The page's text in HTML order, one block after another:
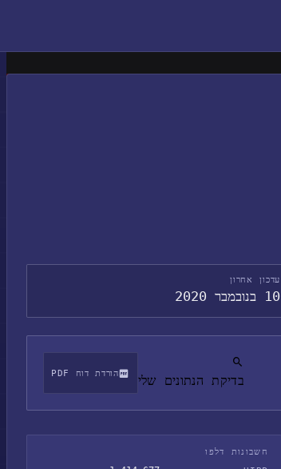
עדכון אחרון
10 בנובמבר 2020
בדיקת הנתונים שלי הורדת דוח PDF
חשבונות דלפו